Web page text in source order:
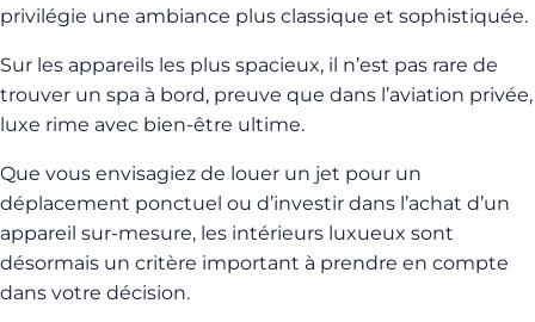
privilégie une ambiance plus classique et sophistiquée.
Sur les appareils les plus spacieux, il n’est pas rare de
trouver un spa à bord, preuve que dans l’aviation privée,
luxe rime avec bien-être ultime.
Que vous envisagiez de louer un jet pour un
déplacement ponctuel ou d’investir dans l’achat d’un
appareil sur-mesure, les intérieurs luxueux sont
désormais un critère important à prendre en compte
dans votre décision.